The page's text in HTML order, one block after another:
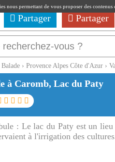
Partager Partager
Balade › Provence Alpes Côte d'Azur ›
à Caromb, Lac du Paty
: Le lac du Paty est un
à l'irrigation des
permettant de vous proposer des contenus